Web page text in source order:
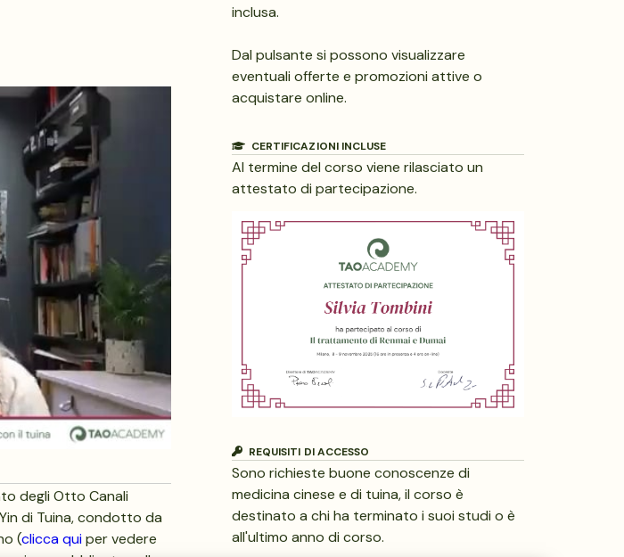
degli Otto Canali
di Tuina, condotto da
(clicca quiper vedere
inclusa.
Dal pulsante si possono visualizzare
eventuali offerte e promozioni attive o
acquistare online.
CERTIFICAZIONI INCLUSE
Al termine del corso viene rilasciato un
attestato di partecipazione.
REQUISITI DI ACCESSO
Sono richieste buone conoscenze di
medicina cinese e di tuina, il corso è
destinato a chi ha terminato i suoi studi o è
all'ultimo anno di corso.